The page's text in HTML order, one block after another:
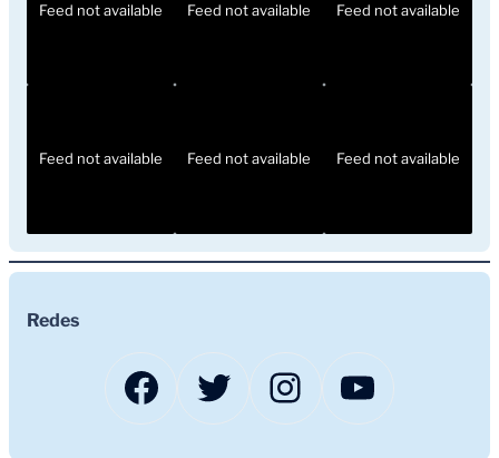
Feed not available Feed not available Feed not available
Feed not available Feed not available Feed not available
Redes
Facebook
TwitterInstagram